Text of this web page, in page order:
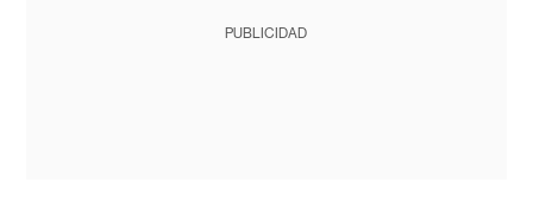
PUBLICIDAD